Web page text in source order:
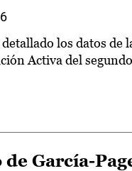
los datos de
Activa del segundo
García-